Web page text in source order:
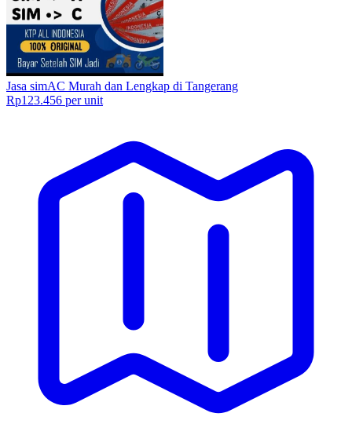
Jasa simAC Murah dan Lengkap di Tangerang
Rp123.456 per unit